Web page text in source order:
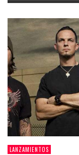
LANZAMIENTOS